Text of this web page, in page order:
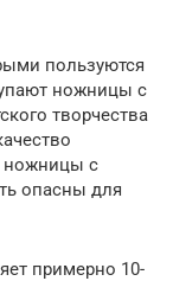
пользуются
ножницы с
творчества
ножницы с
опасны для
примерно 10-